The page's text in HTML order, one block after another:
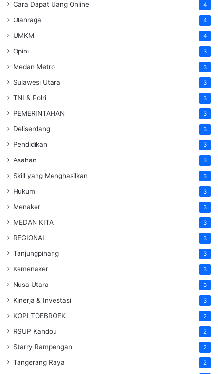
Cara Dapat Uang Online 4
Olahraga 4
UMKM 4
Opini 3
Medan Metro 3
Sulawesi Utara 3
TNI & Polri 3
PEMERINTAHAN 3
Deliserdang 3
Pendidikan 3
Asahan 3
Skill yang Menghasilkan 3
Hukum 3
Menaker 3
MEDAN KITA 3
REGIONAL 3
Tanjungpinang 3
Kemenaker 3
Nusa Utara 3
Kinerja & Investasi 3
KOPI TOEBROEK 2
RSUP Kandou 2
Starry Rampengan 2
Tangerang Raya 2